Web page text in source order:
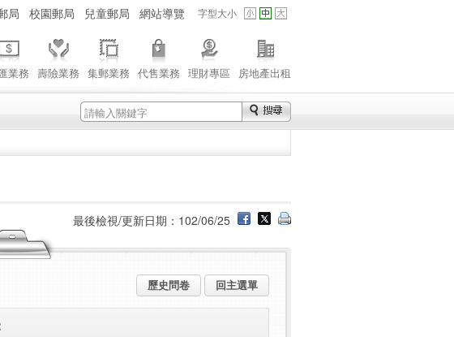
局 校園郵局 兒童郵局 網站導覽 字型大小
業務 壽險業務 集郵業務 代售業務 理財專區 房地產出租
最後檢視/更新日期：102/06/25
歷史問卷 回主選單